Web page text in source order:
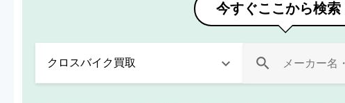
今すぐここから検索